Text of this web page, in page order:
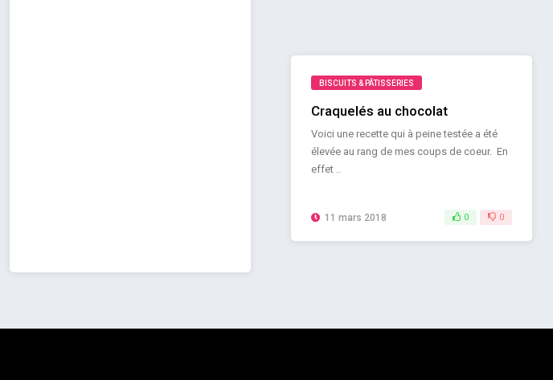
BISCUITS & PÂTISSERIES
Craquelés au chocolat
Voici une recette qui à peine testée a été
élevée au rang de mes coups de coeur. En
effet ..
11 mars 2018 0 0